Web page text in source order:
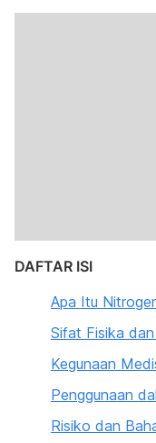
DAFTAR ISI
Apa Itu
Sifat Fisika
Kegunaan
Penggunaan
Risiko dan